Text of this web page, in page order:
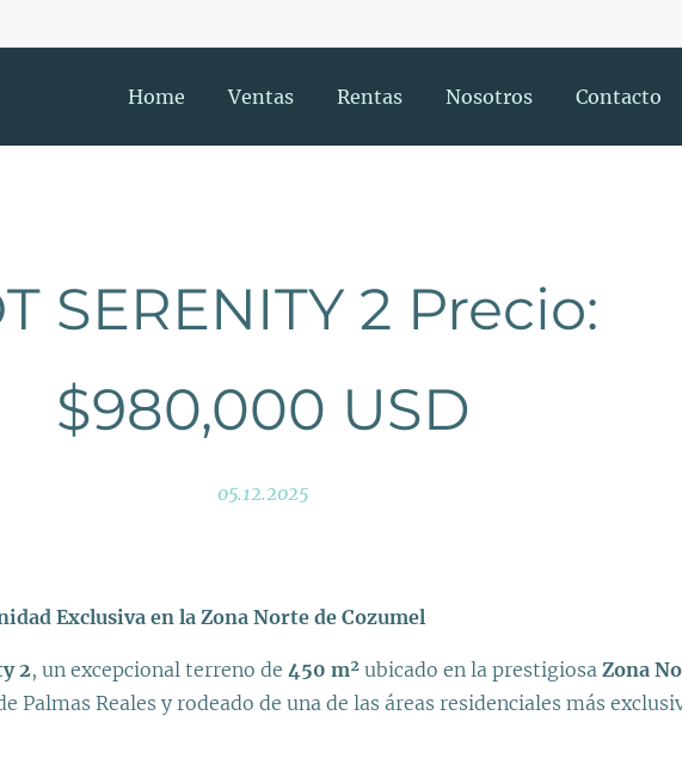
Home Ventas Rentas Nosotros Contacto
SERENITY 2 Precio:
$980,000 USD
05.12.2025
Exclusiva en la Zona Norte de Cozumel
2, un excepcional terreno de 450 m² ubicado en la prestigiosa Zona
Palmas Reales y rodeado de una de las áreas residenciales más